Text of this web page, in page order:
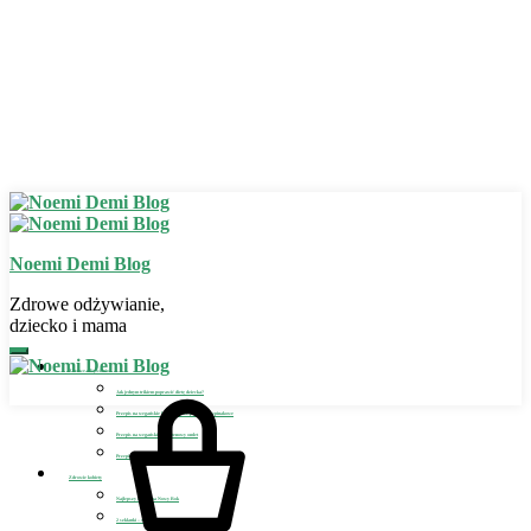
Noemi Demi Blog
Zdrowe odżywianie,
dziecko i mama
Zdrowe odżywianie
Jak jednym trikiem poprawić dietę dziecka?
Przepis na wegańskie bezglutenowe placuszki szpinakowe
Przepis na wegański bezglutenowy omlet
Przepis na wegańskie lody dla dziecka
Zdrowie kobiety
Najlepszy detoks na Nowy Rok
2 szklanki – sposób na detoks i odchudzanie